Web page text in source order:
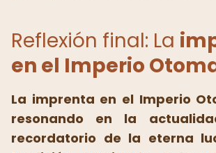
Reflexión final: La
en el Imperio
La imprenta en el Imperio
resonando en la
recordatorio de la eterna